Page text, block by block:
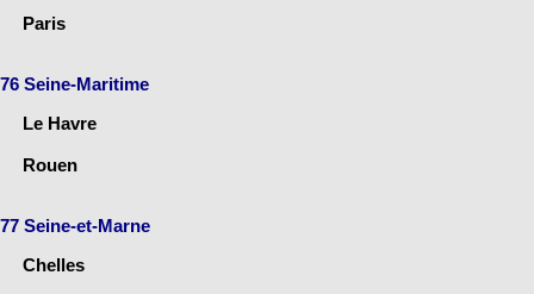
Paris
76 Seine-Maritime
Le Havre
Rouen
77 Seine-et-Marne
Chelles